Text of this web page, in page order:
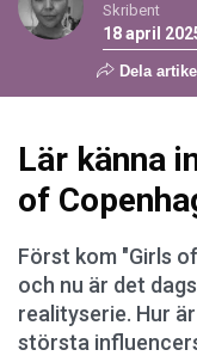
Skribent
18 april
Dela
Lär känna
of
Först kom "Girls
och nu är det
realityserie. Hur
största